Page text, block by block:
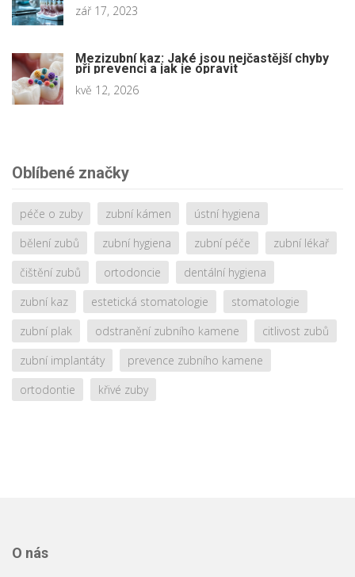
zář 17, 2023
Mezizubní kaz: Jaké jsou nejčastější chyby
při prevenci a jak je opravit
kvě 12, 2026
Oblíbené značky
péče o zuby zubní kámen
ústní hygiena
bělení zubů
zubní hygiena zubní péče
zubní lékař
čištění zubů
ortodoncie
dentální hygiena
zubní kaz
estetická stomatologie
stomatologie
zubní plak
odstranění zubního kamene
citlivost zubů
zubní implantáty
prevence zubního kamene
ortodontie
křivé zuby
O nás